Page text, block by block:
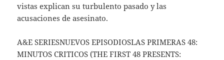
vistas explican su turbulento pasado y las
acusaciones de asesinato.
A&E SERIESNUEVOS EPISODIOSLAS PRIMERAS 48:
MINUTOS CRITICOS (THE FIRST 48 PRESENTS: